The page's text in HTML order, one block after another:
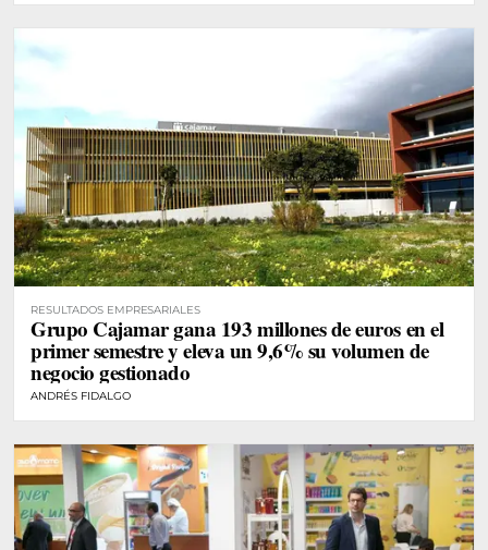
RESULTADOS EMPRESARIALES
Grupo Cajamar gana 193 millones de euros en el
primer semestre y eleva un 9,6% su volumen de
negocio gestionado
ANDRÉS FIDALGO